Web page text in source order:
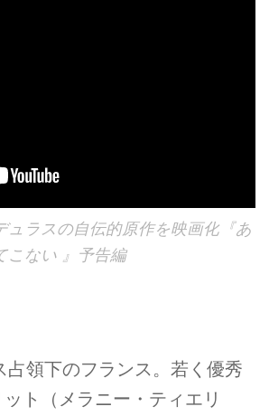
ュラスの自伝的原作を映画化『あ
こない 』予告編
占領下のフランス。若く優秀
ト（メラニー・ティエリ